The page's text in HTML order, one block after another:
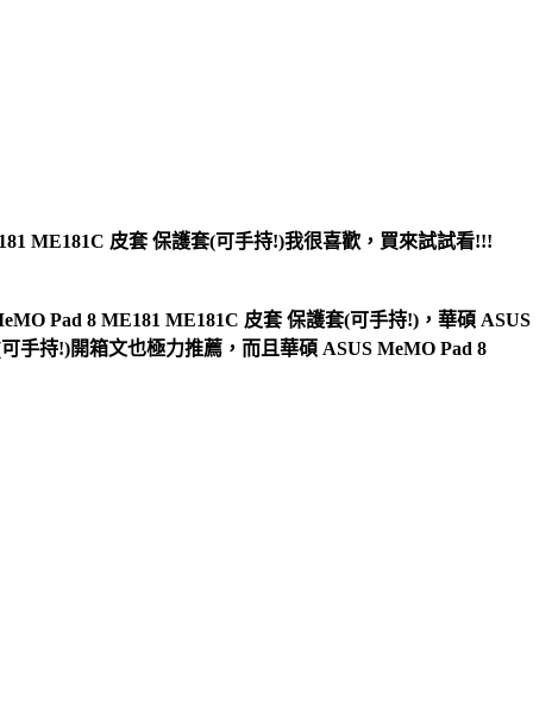
ME181C 皮套 保護套(可手持!)我很喜歡，買來試試看!!!
Pad 8 ME181 ME181C 皮套 保護套(可手持!)，華碩 ASUS
手持!)開箱文也極力推薦，而且華碩 ASUS MeMO Pad 8